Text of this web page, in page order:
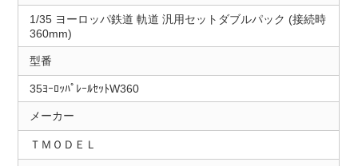
1/35 ヨーロッパ鉄道 軌道 汎用セットダブルパック (接続時
360mm)
型番
35ﾖｰﾛｯﾊﾟﾚｰﾙｾｯﾄW360
メーカー
ＴＭＯＤＥＬ